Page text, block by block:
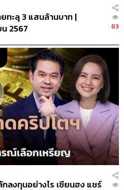
ทะลุ 3 แสนล้านบาท |
2567
83
ลงทุนอย่างไร เซียนฮง แชร์